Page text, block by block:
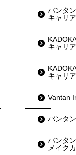
バンタ
キャリ
キャリ
キャリ
Vantan
バンタ
バンタ
メイク